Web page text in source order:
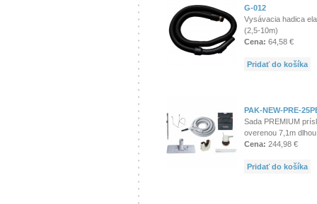
G-012
Vysávacia hadica
(2,5-10m)
Cena: 64,58 €
Pridať do košíka
PAK-NEW-PRE-
Sada PREMIUM
overenou 7,1m
Cena: 244,98 €
Pridať do košíka